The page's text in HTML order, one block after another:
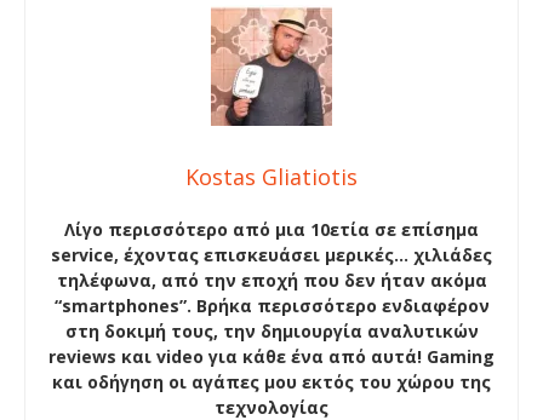
Kostas Gliatiotis
Λίγο περισσότερο από μια 10ετία σε επίσημα
service, έχοντας επισκευάσει μερικές… χιλιάδες
τηλέφωνα, από την εποχή που δεν ήταν ακόμα
“smartphones”. Βρήκα περισσότερο ενδιαφέρον
στη δοκιμή τους, την δημιουργία αναλυτικών
reviews και video για κάθε ένα από αυτά! Gaming
και οδήγηση οι αγάπες μου εκτός του χώρου της
τεχνολογίας